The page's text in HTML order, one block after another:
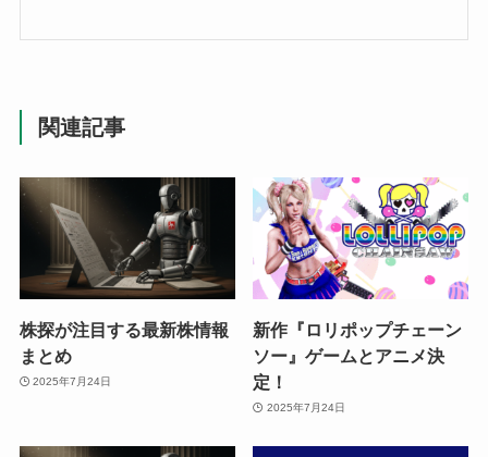
関連記事
株探が注目する最新株情報
まとめ
2025年7月24日
新作『ロリポップチェーン
ソー』ゲームとアニメ決
定！
2025年7月24日